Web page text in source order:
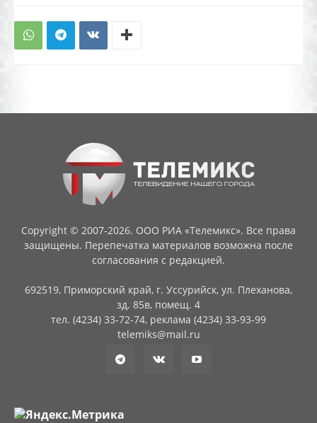
Copyright © 2007-2026. ООО РИА «Телемикс». Все права
защищены. Перепечатка материалов возможна после
согласования с редакцией.
692519, Приморский край, г. Уссурийск, ул. Плеханова,
зд. 85в, помещ. 4
тел. (4234) 33-72-74, реклама (4234) 33-93-99
telemiks@mail.ru